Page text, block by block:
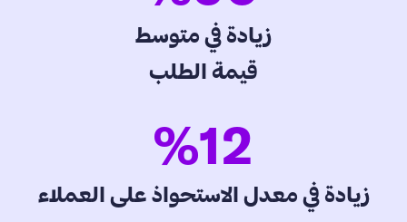
زيادة في متوسط
قيمة الطلب
12
%
زيادة في معدل الاستحواذ على العملاء